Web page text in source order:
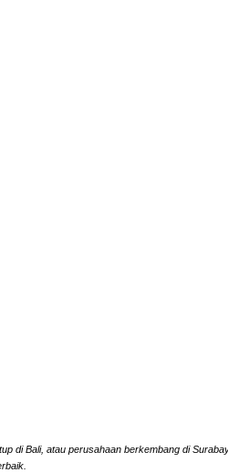
di Bali, atau perusahaan berkembang di